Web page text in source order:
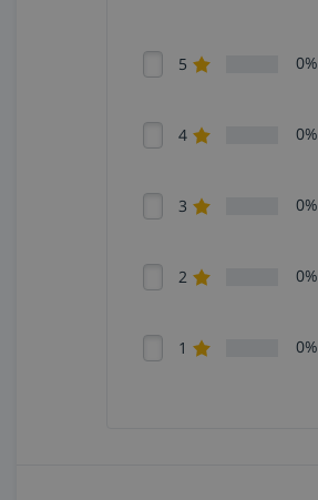
5 0%
4 0%
3 0%
2 0%
1 0%